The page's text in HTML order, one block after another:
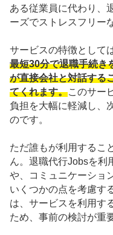
ある従業員に代わり、
ーズでストレスフリー
サービスの特徴として
最短30分で退職手続き
が直接会社と対話する
てくれます。このサー
負担を大幅に軽減し、
のです。
ただ誰もが利用するこ
ん。退職代行Jobsを利
や、コミュニケーショ
いくつかの点を考慮す
は、サービスを利用す
ため、事前の検討が重